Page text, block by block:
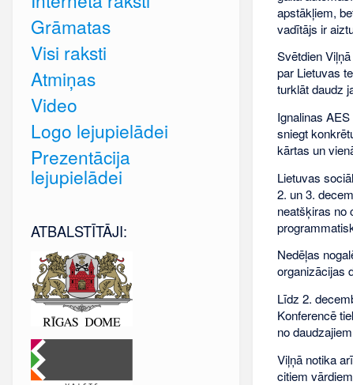
apstākļiem,
vadītājs ir
Svētdien
par Lietuvas
turklāt daudz
Ignalinas
sniegt
kārtas un
Lietuvas
2. un 3.
neatšķiras no
Nedēļas
organizācijas
Līdz 2.
Konferencē
no
Viļņā notika
citiem
Grāmatas
Visi raksti
Atmiņas
Video
Logo lejupielādei
Prezentācija
lejupielādei
ATBALSTĪTĀJI: